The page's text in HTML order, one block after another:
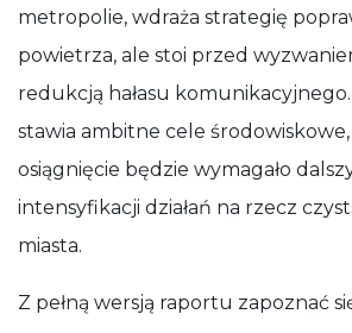
metropolie, wdraża strategię
powietrza, ale stoi przed
redukcją hałasu
stawia ambitne cele
osiągnięcie będzie wymagało
intensyfikacji działań na rzecz
miasta.
Z pełną wersją raportu zapoznać